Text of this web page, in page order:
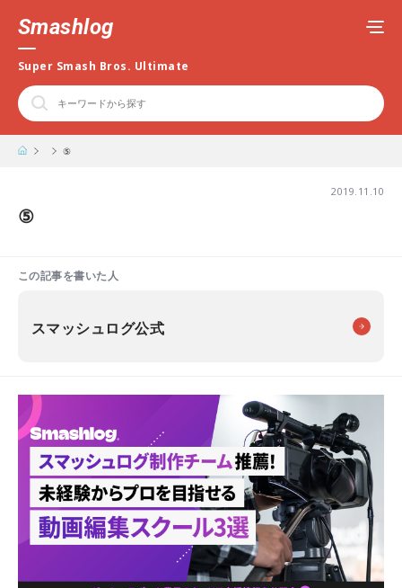
Smashlog
Super Smash Bros. Ultimate
⑤
2019.11.10
⑤
この記事を書いた人
スマッシュログ公式